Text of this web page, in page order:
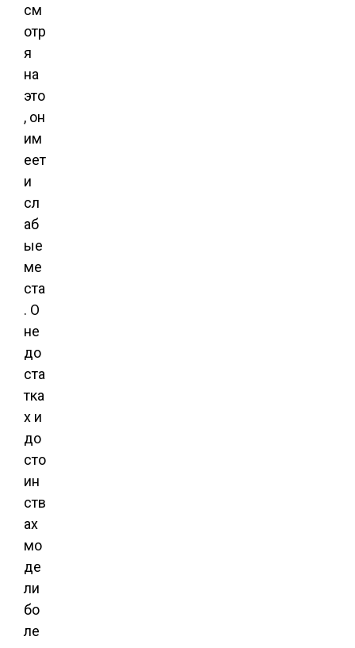
см
отр
я
на
это
, он
им
еет
и
сл
аб
ые
ме
ста
. О
не
до
ста
тка
х и
до
сто
ин
ств
ах
мо
де
ли
бо
ле